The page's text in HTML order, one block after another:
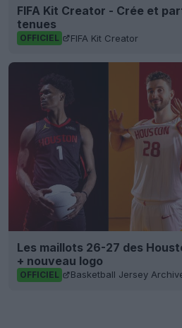
FIFA Kit Creator - Crée et
tenues
OFFICIEL FIFA Kit Creator
Les maillots 26-27 des
+ nouveau logo
OFFICIEL Basketball Jersey